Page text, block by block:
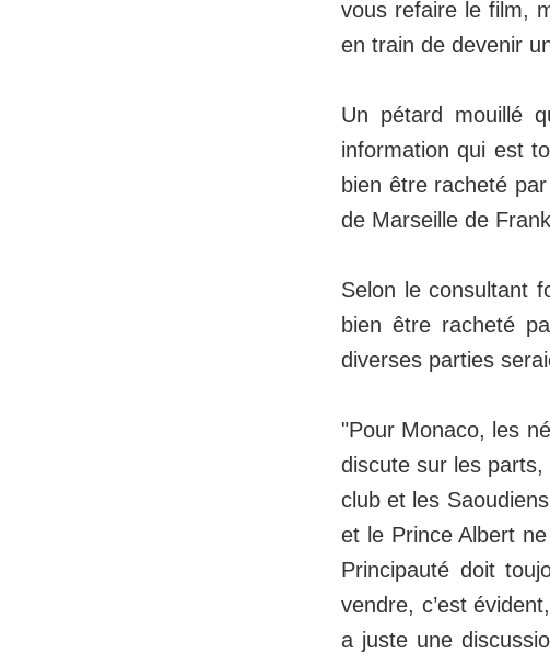
vous refaire le film,
en train de devenir
Un pétard mouillé
information qui est
bien être racheté
de Marseille de
Selon le consultant
bien être racheté
diverses parties
"Pour Monaco, les
discute sur les
club et les
et le Prince Albert
Principauté doit
vendre, c’est
a juste une